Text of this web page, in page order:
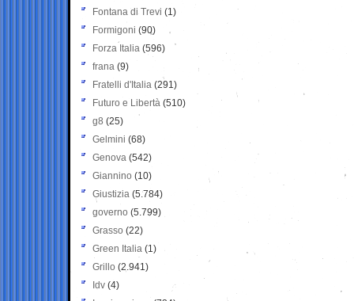
Fontana di Trevi (1)
Formigoni (90)
Forza Italia (596)
frana (9)
Fratelli d'Italia (291)
Futuro e Libertà (510)
g8 (25)
Gelmini (68)
Genova (542)
Giannino (10)
Giustizia (5.784)
governo (5.799)
Grasso (22)
Green Italia (1)
Grillo (2.941)
Idv (4)